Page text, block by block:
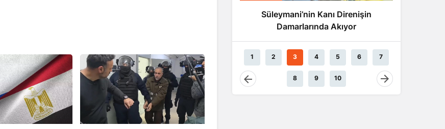
Sonrası
Süleymani’nin Kanı Direnişin
Damarlarında Akıyor
1 2 3 4 5 6 7
8 9 10